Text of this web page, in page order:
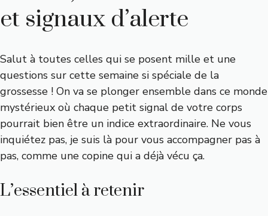
et signaux d’alerte
Salut à toutes celles qui se posent mille et une
questions sur cette semaine si spéciale de la
grossesse ! On va se plonger ensemble dans ce monde
mystérieux où chaque petit signal de votre corps
pourrait bien être un indice extraordinaire. Ne vous
inquiétez pas, je suis là pour vous accompagner pas à
pas, comme une copine qui a déjà vécu ça.
L’essentiel à retenir